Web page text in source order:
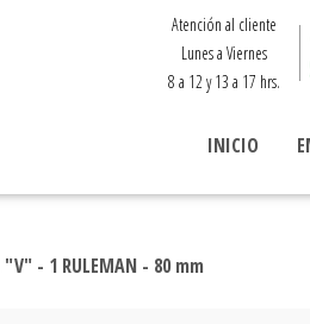
Atención al cliente
Lunes a Viernes
8 a 12 y 13 a 17 hrs.
INICIO
"V" - 1 RULEMAN - 80 mm